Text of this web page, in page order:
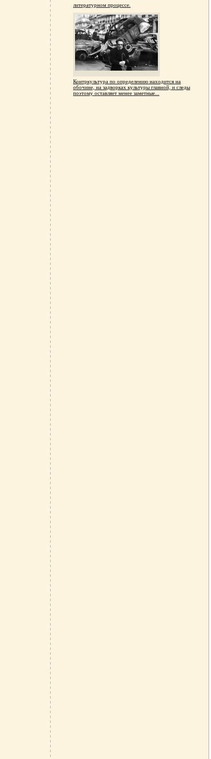
литературном процессе.
Контркультура по определению находится на
обочине, на задворках культуры главной, и следы
поэтому оставляет менее заметные...